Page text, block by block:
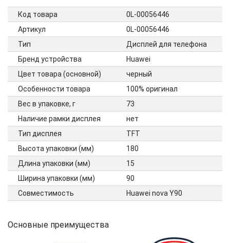
Код товара
0L-00056446
Артикул
0L-00056446
Тип
Дисплей для телефона
Бренд устройства
Huawei
Цвет товара (основной)
черный
Особенности товара
100% оригинал
Вес в упаковке, г
73
Наличие рамки дисплея
нет
Тип дисплея
TFT
Высота упаковки (мм)
180
Длина упаковки (мм)
15
Ширина упаковки (мм)
90
Совместимость
Huawei nova Y90
Основные преимущества